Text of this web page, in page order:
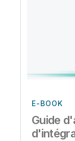
E-BOOK
Guide